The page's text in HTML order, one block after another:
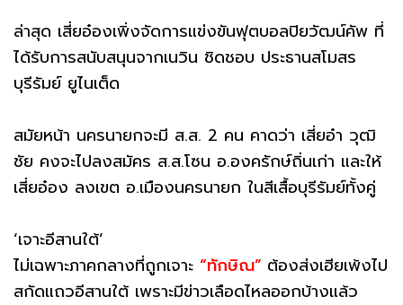
ล่าสุด เสี่ยอ๋องเพิ่งจัดการแข่งขันฟุตบอลปิยวัฒน์คัพ ที่
ได้รับการสนับสนุนจากเนวิน ชิดชอบ ประธานสโมสร
บุรีรัมย์ ยูไนเต็ด
สมัยหน้า นครนายกจะมี ส.ส. 2 คน คาดว่า เสี่ยอ๋า วุฒิ
ชัย คงจะไปลงสมัคร ส.ส.โซน อ.องครักษ์ถิ่นเก่า และให้
เสี่ยอ๋อง ลงเขต อ.เมืองนครนายก ในสีเสื้อบุรีรัมย์ทั้งคู่
‘เจาะอีสานใต้’
ไม่เฉพาะภาคกลางที่ถูกเจาะ “ทักษิณ” ต้องส่งเฮียเพ้งไป
สกัดแถวอีสานใต้ เพราะมีข่าวเลือดไหลออกบ้างแล้ว